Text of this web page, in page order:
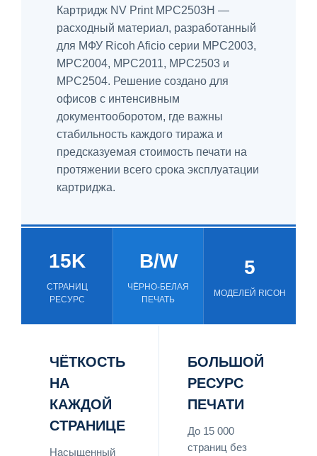
Картридж NV Print MPC2503H —
расходный материал, разработанный
для МФУ Ricoh Aficio серии MPC2003,
MPC2004, MPC2011, MPC2503 и
MPC2504. Решение создано для
офисов с интенсивным
документооборотом, где важны
стабильность каждого тиража и
предсказуемая стоимость печати на
протяжении всего срока эксплуатации
картриджа.
15K
СТРАНИЦ
РЕСУРС
B/W
ЧЁРНО-БЕЛАЯ
ПЕЧАТЬ
5
МОДЕЛЕЙ RICOH
ЧЁТКОСТЬ
НА
КАЖДОЙ
СТРАНИЦЕ
Насыщенный
БОЛЬШОЙ
РЕСУРС
ПЕЧАТИ
До 15 000
страниц без